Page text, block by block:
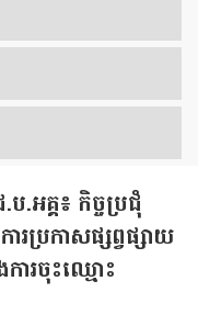
គ្គ៖ កិច្ចប្រជុំ
រប្រកាសផ្សព្វផ្សាយ
ារចុះឈ្មោះ